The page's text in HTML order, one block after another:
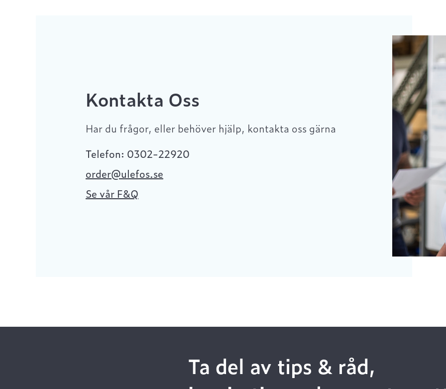
Kontakta Oss
Har du frågor, eller behöver hjälp, kontakta oss gärna
Telefon: 0302-22920
order@ulefos.se
Se vår F&Q
Ta del av tips & råd,